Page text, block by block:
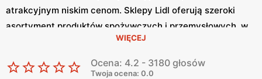
atrakcyjnym niskim cenom. Sklepy Lidl oferują szeroki
asortyment produktów spożywczych i przemysłowych, w
tym świeże owoce i warzywa, pieczywo, nabiał, mięso oraz
artykuły codziennego użytku. Klienci cenią sobie bogaty
wybór oraz częste promocje, które umożliwiają
WIĘCEJ
Ocena: 4.2 - 3180 głosów
Twoja ocena: 0.0